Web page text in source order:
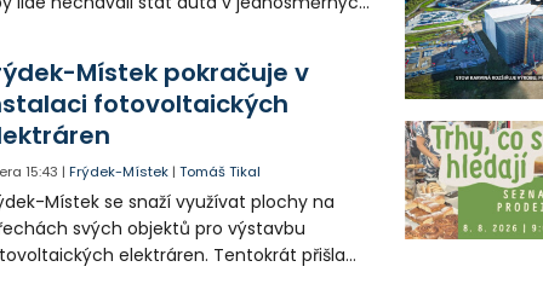
někteří obyvatelé rozhodli sepsat petici.
Místek pokračuje v
fotovoltaických
15:43 |Frýdek-Místek |Tomáš Tikal
Místek se snaží využívat plochy na
svých objektů pro výstavbu
elektráren. Tentokrát přišla